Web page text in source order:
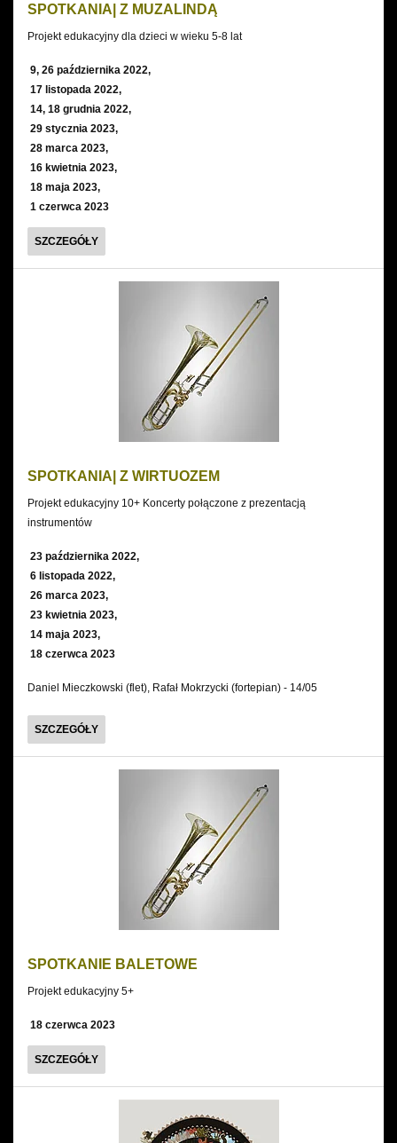
SPOTKANIA| Z MUZALINDĄ
Projekt edukacyjny dla dzieci w wieku 5-8 lat
9, 26 października 2022,
17 listopada 2022,
14, 18 grudnia 2022,
29 stycznia 2023,
28 marca 2023,
16 kwietnia 2023,
18 maja 2023,
1 czerwca 2023
SZCZEGÓŁYSPOTKANIA|
Z
SPOTKANIA| Z WIRTUOZEM
Projekt edukacyjny 10+ Koncerty połączone z prezentacją
instrumentów
23 października 2022,
6 listopada 2022,
26 marca 2023,
23 kwietnia 2023,
14 maja 2023,
18 czerwca 2023
Daniel Mieczkowski (flet), Rafał Mokrzycki (fortepian) - 14/05
SZCZEGÓŁYSPOTKANIA|
Z
SPOTKANIE BALETOWE
Projekt edukacyjny 5+
18 czerwca 2023
SZCZEGÓŁYSPOTKANIE
BALETOWE